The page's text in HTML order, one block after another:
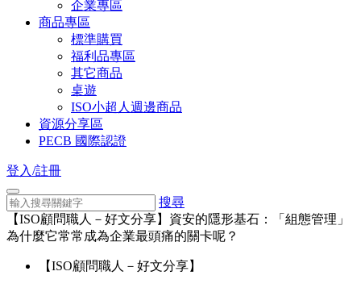
企業專區
商品專區
標準購買
福利品專區
其它商品
桌遊
ISO小超人週邊商品
資源分享區
PECB 國際認證
登入/註冊
搜尋
【ISO顧問職人－好文分享】資安的隱形基石：「組態管理」
為什麼它常常成為企業最頭痛的關卡呢？
【ISO顧問職人－好文分享】